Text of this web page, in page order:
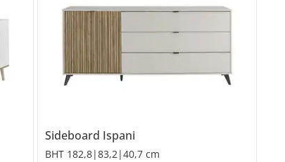
Sideboard Ispani
BHT 182,8|83,2|40,7 cm